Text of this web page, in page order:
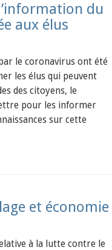
du
aux élus
le coronavirus ont été
les élus qui peuvent
des citoyens, le
pour les informer
sur cette
et économie
à la lutte contre le